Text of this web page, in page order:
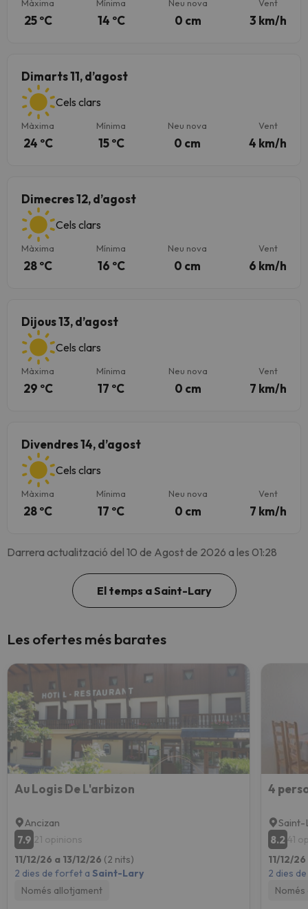
Màxima
25 ºC
Mínima
14 ºC
Neu nova
0 cm
Vent
3 km/h
Dimarts 11, d’agost
Cels clars
Màxima
24 ºC
Mínima
15 ºC
Neu nova
0 cm
Vent
4 km/h
Dimecres 12, d’agost
Cels clars
Màxima
28 ºC
Mínima
16 ºC
Neu nova
0 cm
Vent
6 km/h
Dijous 13, d’agost
Cels clars
Màxima
29 ºC
Mínima
17 ºC
Neu nova
0 cm
Vent
7 km/h
Divendres 14, d’agost
Cels clars
Màxima
28 ºC
Mínima
17 ºC
Neu nova
0 cm
Vent
7 km/h
Darrera actualització del 10 de Agost de 2026 a les 01:28
El temps a Saint-Lary
Les ofertes més barates
Au Logis De L'arbizon
Ancizan
7.9 21 opinions
11/12/26 a 13/12/26 (2 nits)
2 dies de forfet a Saint-Lary
Només allotjament
8.2 41
11/12/
2 dies